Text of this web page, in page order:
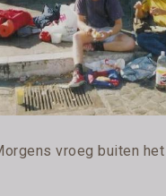
vroeg buiten